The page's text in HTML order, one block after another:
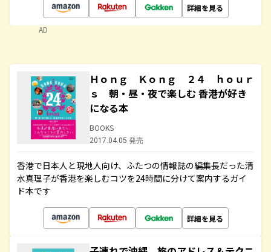
詳細を見る
AD
Ｈｏｎｇ Ｋｏｎｇ ２４ ｈｏｕｒ
ｓ 朝・昼・夜で楽しむ 香港が好き
になる本
BOOKS
2017.04.05 発売
香港で日本人と現地人向け、ふたつの情報誌の編集長だった清
水真理子が香港を楽しむコツを24時間に分けて案内するガイ
ド本です
詳細を見る